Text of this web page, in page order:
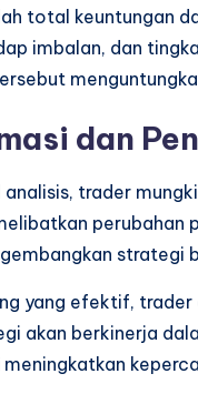
total keuntungan
imbalan, dan
dan
analisis, trader
perubahan
strategi
yang efektif,
akan berkinerja
meningkatkan